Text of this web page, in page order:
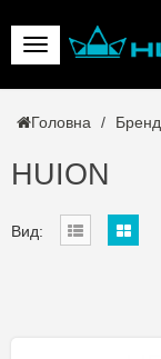
Головна Бренд
HUION
Вид: